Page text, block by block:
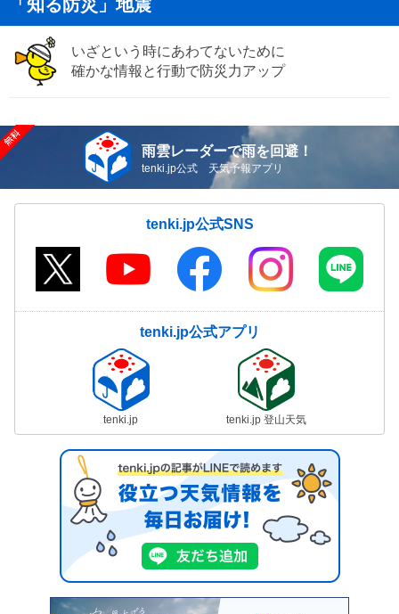
「知る防災」地震
いざという時にあわてないために
確かな情報と行動で防災力アップ
雨雲レーダーで雨を回避！
tenki.jp公式 天気予報アプリ
tenki.jp公式SNS
tenki.jp公式アプリ
tenki.jp tenki.jp 登山天気